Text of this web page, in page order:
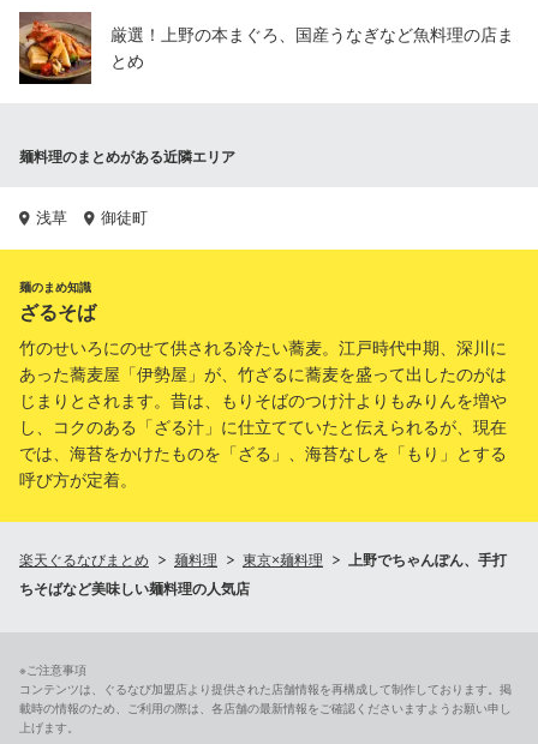
厳選！上野の本まぐろ、国産うなぎなど魚料理の店ま
とめ
麺料理のまとめがある近隣エリア
浅草 御徒町
麺のまめ知識
ざるそば
竹のせいろにのせて供される冷たい蕎麦。江戸時代中期、深川に
あった蕎麦屋「伊勢屋」が、竹ざるに蕎麦を盛って出したのがは
じまりとされます。昔は、もりそばのつけ汁よりもみりんを増や
し、コクのある「ざる汁」に仕立てていたと伝えられるが、現在
では、海苔をかけたものを「ざる」、海苔なしを「もり」とする
呼び方が定着。
楽天ぐるなびまとめ 麺料理 東京×麺料理
上野でちゃんぽん、手打
ちそばなど美味しい麺料理の人気店
※ご注意事項
コンテンツは、ぐるなび加盟店より提供された店舗情報を再構成して制作しております。掲
載時の情報のため、ご利用の際は、各店舗の最新情報をご確認くださいますようお願い申し
上げます。